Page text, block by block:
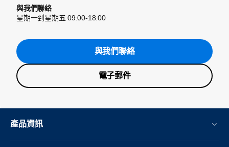
與我們聯絡
星期一到星期五 09:00-18:00
與我們聯絡
電子郵件
產品資訊